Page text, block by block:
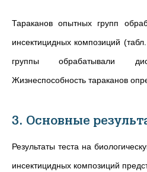
Тараканов опытных групп
инсектицидных композиций
группы обрабатывали
Жизнеспособность тараканов
3. Основные
Результаты теста на
инсектицидных композиций